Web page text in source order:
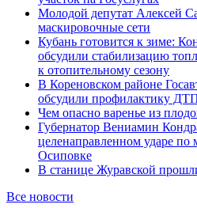
Молодой депутат Алексей
маскировочные сети
Кубань готовится к зиме:
обсудили стабилизацию
к отопительному сезону
В Кореновском районе
обсудили профилактику
Чем опасно варенье из
Губернатор Вениамин
целенаправленном ударе
Осиповке
В станице Журавской
Все новости